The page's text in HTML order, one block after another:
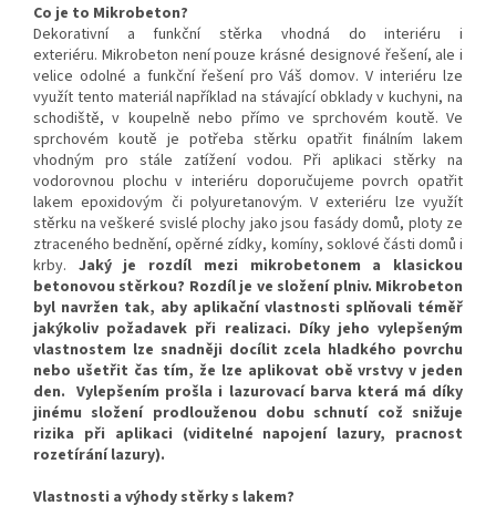
Co je to Mikrobeton?
Dekorativní a funkční stěrka vhodná do interiéru i
exteriéru. Mikrobeton není pouze krásné designové řešení, ale i
velice odolné a funkční řešení pro Váš domov. V interiéru lze
využít tento materiál například na stávající obklady v kuchyni, na
schodiště, v koupelně nebo přímo ve sprchovém koutě. Ve
sprchovém koutě je potřeba stěrku opatřit finálním lakem
vhodným pro stále zatížení vodou. Při aplikaci stěrky na
vodorovnou plochu v interiéru doporučujeme povrch opatřit
lakem epoxidovým či polyuretanovým. V exteriéru lze využít
stěrku na veškeré svislé plochy jako jsou fasády domů, ploty ze
ztraceného bednění, opěrné zídky, komíny, soklové části domů i
krby. Jaký je rozdíl mezi mikrobetonem a klasickou
betonovou stěrkou? Rozdíl je ve složení plniv. Mikrobeton
byl navržen tak, aby aplikační vlastnosti splňovali téměř
jakýkoliv požadavek při realizaci. Díky jeho vylepšeným
vlastnostem lze snadněji docílit zcela hladkého povrchu
nebo ušetřit čas tím, že lze aplikovat obě vrstvy v jeden
den. Vylepšením prošla i lazurovací barva která má díky
jinému složení prodlouženou dobu schnutí což snižuje
rizika při aplikaci (viditelné napojení lazury, pracnost
rozetírání lazury).
Vlastnosti a výhody stěrky s lakem?